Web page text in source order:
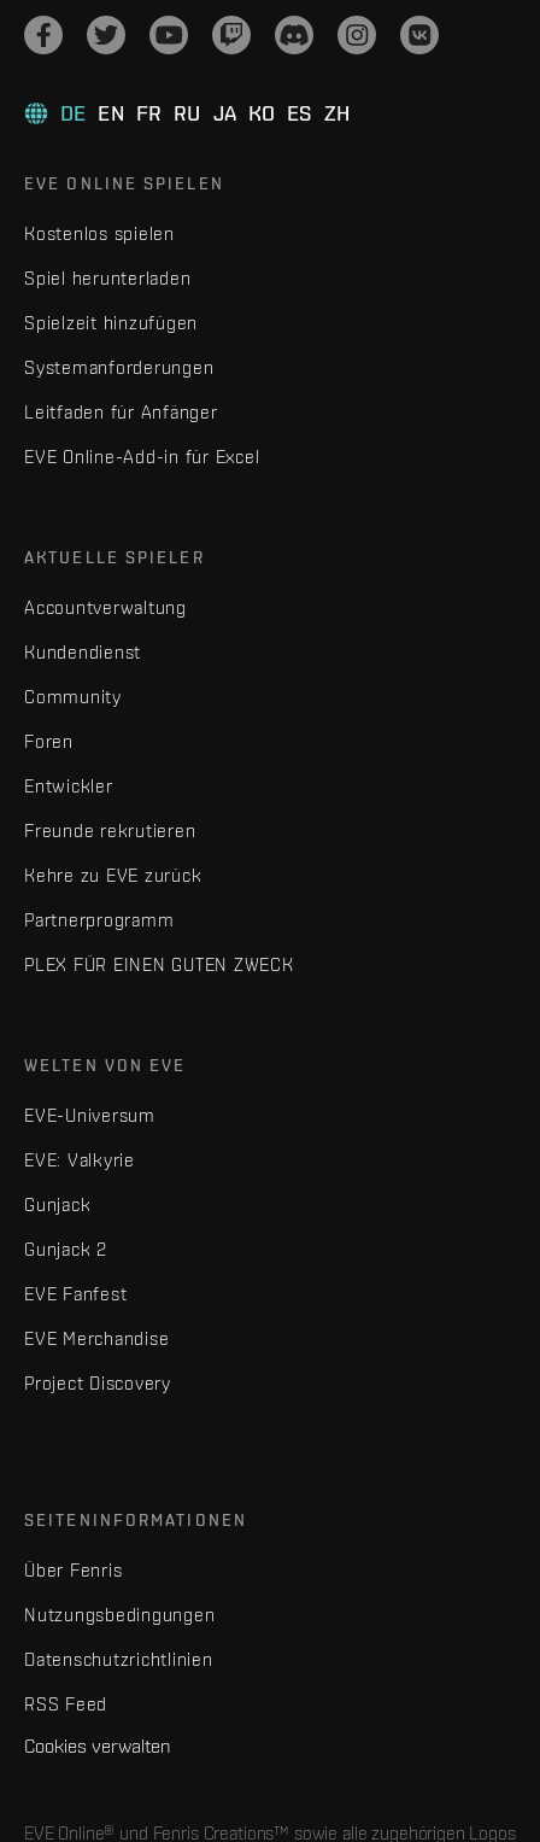
DE EN FR RU JA KO ES ZH
EVE ONLINE SPIELEN
Kostenlos spielen
Spiel herunterladen
Spielzeit hinzufügen
Systemanforderungen
Leitfaden für Anfänger
EVE Online-Add-in für Excel
AKTUELLE SPIELER
Accountverwaltung
Kundendienst
Community
Foren
Entwickler
Freunde rekrutieren
Kehre zu EVE zurück
Partnerprogramm
PLEX FÜR EINEN GUTEN ZWECK
WELTEN VON EVE
EVE-Universum
EVE: Valkyrie
Gunjack
Gunjack 2
EVE Fanfest
EVE Merchandise
Project Discovery
SEITENINFORMATIONEN
Über Fenris
Nutzungsbedingungen
Datenschutzrichtlinien
RSS Feed
Cookies verwalten
EVE Online® und Fenris Creations™ sowie alle zugehörigen Logos